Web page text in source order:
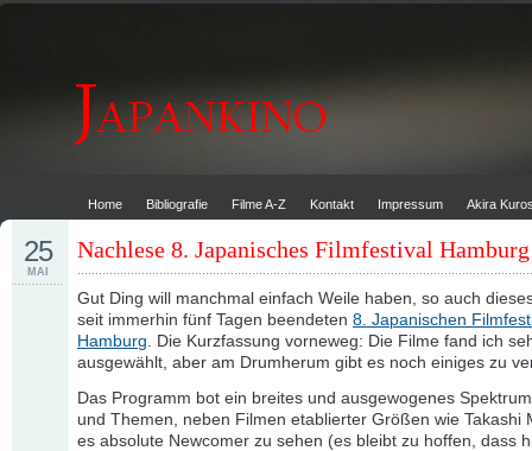
Home Bibliografie Filme A-Z Kontakt Impressum Akira
Nachlese 8. Japanisches Filmfestival Hamburg
25
MAI
Gut Ding will manchmal einfach Weile haben, so auch
seit immerhin fünf Tagen beendeten 8. Japanischen
Hamburg. Die Kurzfassung vorneweg: Die Filme fand ich
ausgewählt, aber am Drumherum gibt es noch einiges zu
Das Programm bot ein breites und ausgewogenes
und Themen, neben Filmen etablierter Größen wie Takashi
es absolute Newcomer zu sehen (es bleibt zu hoffen, dass